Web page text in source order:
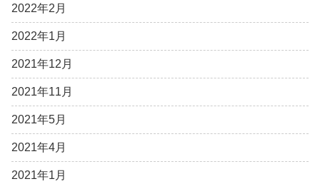
2022年2月
2022年1月
2021年12月
2021年11月
2021年5月
2021年4月
2021年1月